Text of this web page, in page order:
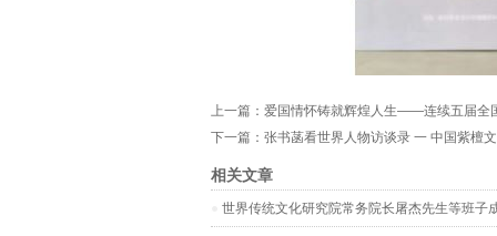
上一篇： 爱国情怀铸就辉煌人生——连续五届全
下一篇： 张书菡看世界人物访谈录 一 中国紫檀
相关文章
世界传统文化研究院常务院长屠杰先生等班子